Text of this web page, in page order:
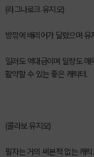
(라그나로크 유지오)
방깎에 배리어가 달렸으며
일러도 역대급이며 딜량도
활약할 수 있는 좋은 캐릭터.
(콜라보 유지오)
필자는 거의 써본적 없는 캐